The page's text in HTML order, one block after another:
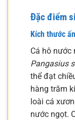
Đặc điểm
Kích thước
Cá hô nước
Pangasius
thể đạt
hàng trăm
loài cá
nước ngọt.